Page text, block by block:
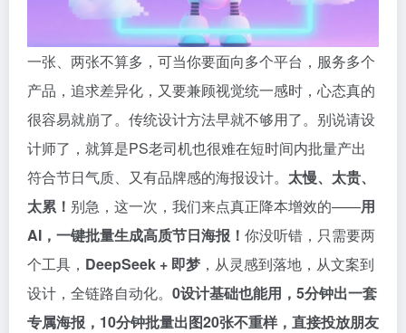
一张、两张不算多，可当你要面向多个平台，服务多个
产品，追求差异化，又要兼顾视觉统一感时，心态真的
很容易就崩了。传统设计方法早就不够用了。别说请设
计师了，就算是PS老司机也很难在短时间内批量产出
符合节日气质、又有品牌感的海报设计。 太慢、太贵、
太累！ 别急，这一次，我们来点真正降本增效的——用
AI，一键批量生成高质节日海报！ 你没听错，只需要两
个工具， DeepSeek + 即梦 ，从灵感到落地，从文案到
设计，全链路自动化。 0设计基础也能用，5分钟出一套
专属海报，10分钟批量出图20张不重样，直接投放朋友